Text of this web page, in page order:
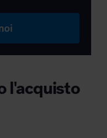
l'acquisto